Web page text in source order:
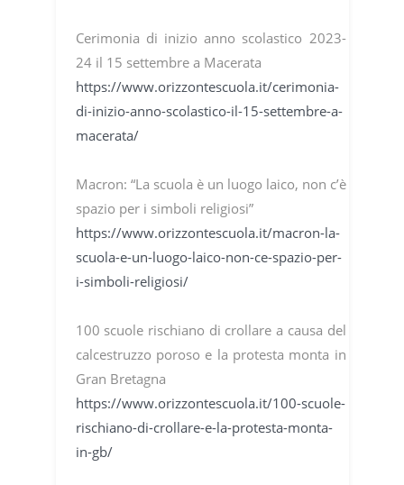
Cerimonia di inizio anno scolastico 2023-
24 il 15 settembre a Macerata
https://www.orizzontescuola.it/cerimonia-
di-inizio-anno-scolastico-il-15-settembre-a-
macerata/
Macron: “La scuola è un luogo laico, non c’è
spazio per i simboli religiosi”
https://www.orizzontescuola.it/macron-la-
scuola-e-un-luogo-laico-non-ce-spazio-per-
i-simboli-religiosi/
100 scuole rischiano di crollare a causa del
calcestruzzo poroso e la protesta monta in
Gran Bretagna
https://www.orizzontescuola.it/100-scuole-
rischiano-di-crollare-e-la-protesta-monta-
in-gb/